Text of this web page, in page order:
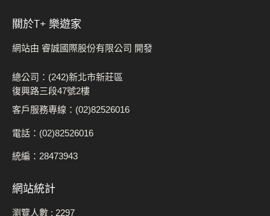
關於t+ 樂遊家
網站由 睿誠國際股份有限公司 開發
總公司：(242)新北市新莊區
復興路三段47號2樓
客戶服務專線：(02)82526016
電話：(02)82526016
統編：28473943
網站統計
瀏覽人數 : 2297